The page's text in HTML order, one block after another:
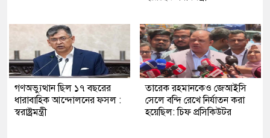
গণঅভ্যুত্থান ছিল ১৭ বছরের
ধারাবাহিক আন্দোলনের ফসল :
স্বরাষ্ট্রমন্ত্রী
তারেক রহমানকেও জেআইসি
সেলে বন্দি রেখে নির্যাতন করা
হয়েছিল: চিফ প্রসিকিউটর